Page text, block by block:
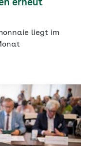
erneut
liegt im